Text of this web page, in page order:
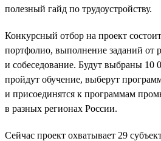
полезный гайд по трудоустройству.
Конкурсный отбор на проект
портфолио, выполнение заданий от
и собеседование. Будут выбраны 10
пройдут обучение, выберут
и присоединятся к программам
в разных регионах России.
Сейчас проект охватывает 29